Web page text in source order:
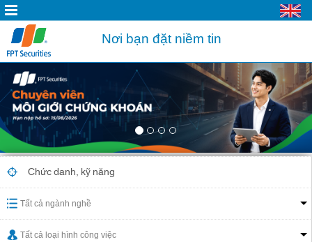
Nơi bạn đặt niềm tin
Tất cả ngành nghề
Tất cả loại hình công việc